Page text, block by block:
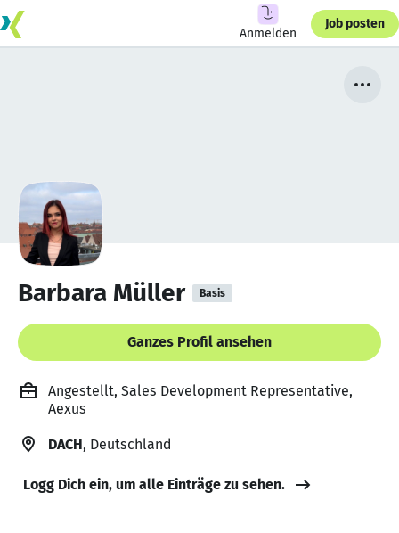
Anmelden
Job posten
Barbara Müller Basis
Ganzes Profil ansehen
Angestellt, Sales Development Representative,
Aexus
DACH, Deutschland
Logg Dich ein, um alle Einträge zu sehen.